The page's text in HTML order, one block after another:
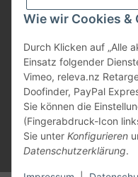
Wie wir Cookies &
Durch Klicken auf „Alle
Einsatz folgender
Vimeo, releva.nz
Doofinder, PayPal
Sie können die
(Fingerabdruck-Icon
Sie unter Konfigurieren
Datenschutzerklärung.
* Alle Preise inkl. gesetzlicher